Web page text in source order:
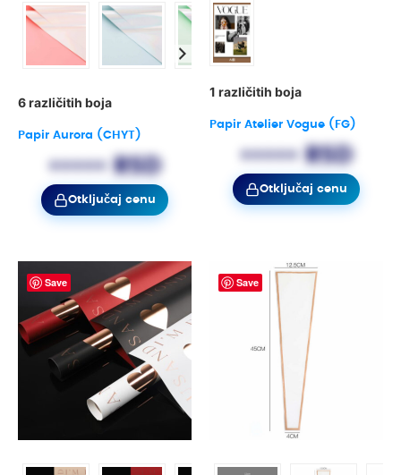
6 različitih boja
Papir Aurora (CHYT)
••••• RSD
Otključaj cenu
1 različitih boja
Papir Atelier Vogue (FG)
••••• RSD
Otključaj cenu
Save Save